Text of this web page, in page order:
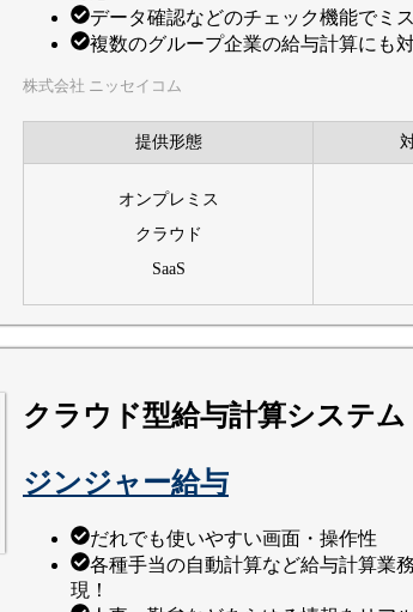
データ確認などのチェック機能でミ
複数のグループ企業の給与計算にも
株式会社 ニッセイコム
提供形態
オンプレミス
クラウド
SaaS
クラウド型給与計算システム
ジンジャー給与
だれでも使いやすい画面・操作性
各種手当の自動計算など給与計算業
現！